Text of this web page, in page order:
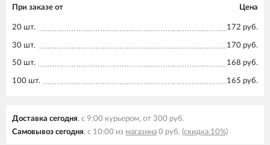
При заказе от Цена
20 шт. 172 руб.
30 шт. 170 руб.
50 шт. 168 руб.
100 шт. 165 руб.
Доставка сегодня, с 9:00 курьером, от 300 руб.
Самовывоз сегодня, с 10:00 из магазина 0 руб. (скидка 10%)